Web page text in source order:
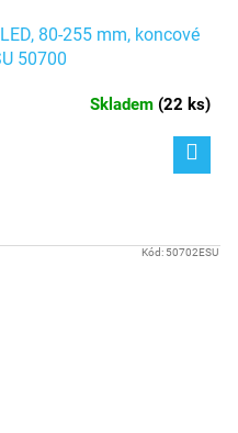
80-255 mm, koncové
50700
Skladem (22 ks)
Kód: 50702ESU